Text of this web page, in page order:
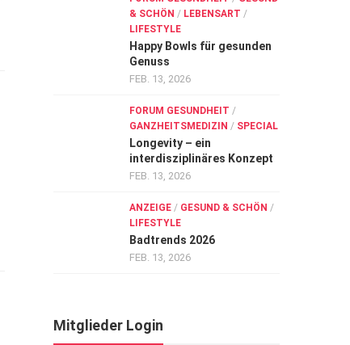
& SCHÖN / LEBENSART /
LIFESTYLE
Happy Bowls für gesunden
Genuss
FEB. 13, 2026
FORUM GESUNDHEIT /
GANZHEITSMEDIZIN / SPECIAL
Longevity – ein
interdisziplinäres Konzept
FEB. 13, 2026
ANZEIGE / GESUND & SCHÖN /
LIFESTYLE
Badtrends 2026
FEB. 13, 2026
Mitglieder Login